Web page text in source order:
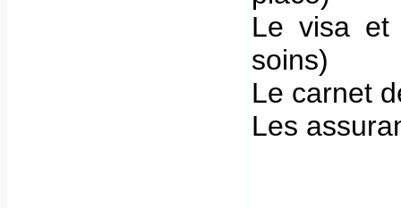
Le visa et
soins)
Le carnet
Les